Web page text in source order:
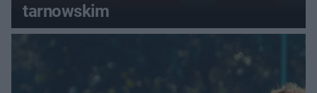
tarnowskim